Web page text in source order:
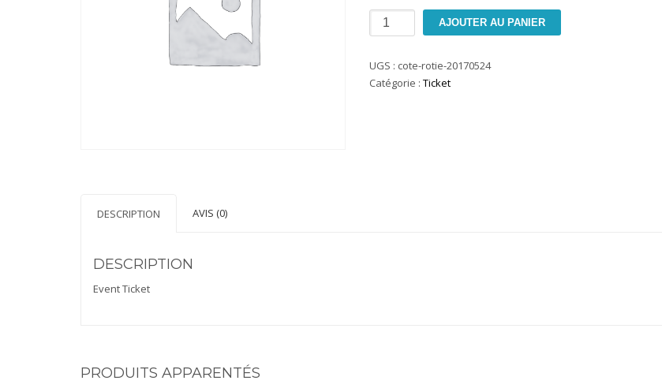
quantité
de
vignoble
de
AJOUTER AU PANIER
UGS : cote-rotie-20170524
Catégorie : Ticket
DESCRIPTION AVIS (0)
DESCRIPTION
Event Ticket
PRODUITS APPARENTÉS